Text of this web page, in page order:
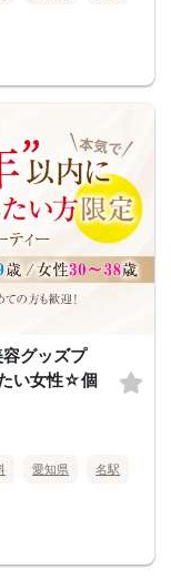
グッズプ
い女性☆個
愛知県 名駅